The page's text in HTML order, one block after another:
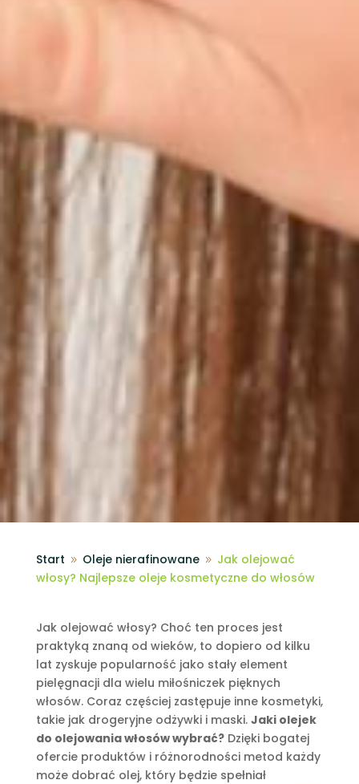
Start 9 Oleje nierafinowane 9 Jak olejować
włosy? Najlepsze oleje kosmetyczne do włosów
Jak olejować włosy? Choć ten proces jest
praktyką znaną od wieków, to dopiero od kilku
lat zyskuje popularność jako stały element
pielęgnacji dla wielu miłośniczek pięknych
włosów. Coraz częściej zastępuje inne kosmetyki,
takie jak drogeryjne odżywki i maski. Jaki olejek
do olejowania włosów wybrać?Dzięki bogatej
ofercie produktów i różnorodności metod każdy
może dobrać olej, który będzie spełniał